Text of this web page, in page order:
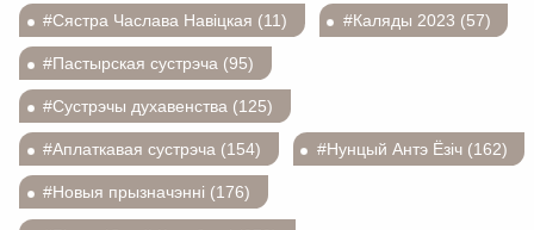
#Сястра Часлава Навіцкая (11) #Каляды 2023 (57)
#Пастырская сустрэча (95)
#Сустрэчы духавенства (125)
#Аплаткавая сустрэча (154) #Нунцый Антэ Ёзіч (162)
#Новыя прызначэнні (176)